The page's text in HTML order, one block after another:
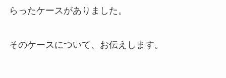
らったケースがありました。
そのケースについて、お伝えします。